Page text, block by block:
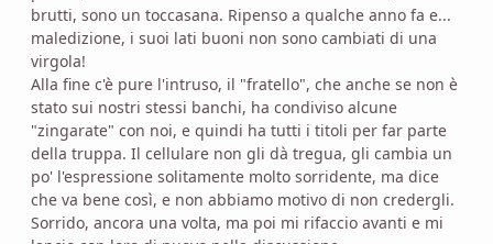
brutti, sono un toccasana. Ripenso a qualche anno fa e...
maledizione, i suoi lati buoni non sono cambiati di una
virgola!
Alla fine c'è pure l'intruso, il "fratello", che anche se non è
stato sui nostri stessi banchi, ha condiviso alcune
"zingarate" con noi, e quindi ha tutti i titoli per far parte
della truppa. Il cellulare non gli dà tregua, gli cambia un
po' l'espressione solitamente molto sorridente, ma dice
che va bene così, e non abbiamo motivo di non credergli.
Sorrido, ancora una volta, ma poi mi rifaccio avanti e mi